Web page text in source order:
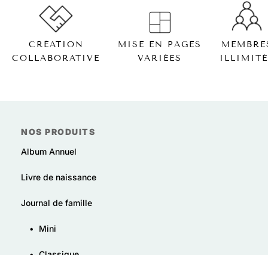
CRÉATION
COLLABORATIVE
MISE EN PAGES
VARIÉES
NOS PRODUITS
Album Annuel
Livre de naissance
Journal de famille
• Mini